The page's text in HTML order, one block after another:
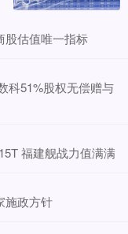
股估值唯一指标
科51%股权无偿赠与
福建舰战力值满满
施政方针